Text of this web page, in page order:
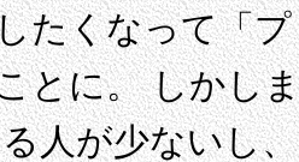
たくなって「
とに。 しかし
人が少ないし